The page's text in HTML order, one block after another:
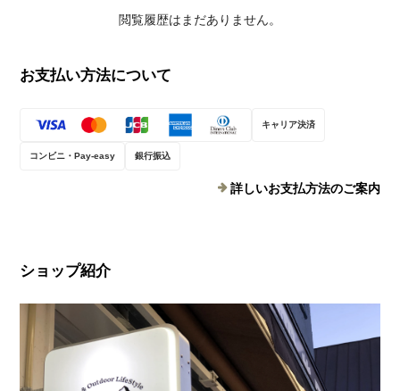
閲覧履歴はまだありません。
お支払い方法について
キャリア決済
コンビニ・Pay-easy 銀行振込
詳しいお支払方法のご案内
ショップ紹介